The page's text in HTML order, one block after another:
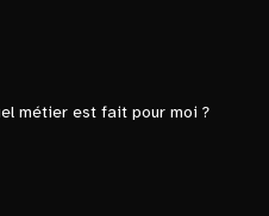
métier est fait pour moi ?